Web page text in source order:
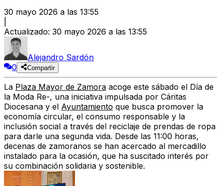
30 mayo 2026 a las 13:55
Actualizado: 30 mayo 2026 a las 13:55
Alejandro Sardón
0
Compartir
La Plaza Mayor de Zamora acoge este sábado el Día de
la Moda Re-, una iniciativa impulsada por Cáritas
Diocesana y el Ayuntamiento que busca promover la
economía circular, el consumo responsable y la
inclusión social a través del reciclaje de prendas de ropa
para darle una segunda vida. Desde las 11:00 horas,
decenas de zamoranos se han acercado al mercadillo
instalado para la ocasión, que ha suscitado interés por
su combinación solidaria y sostenible.